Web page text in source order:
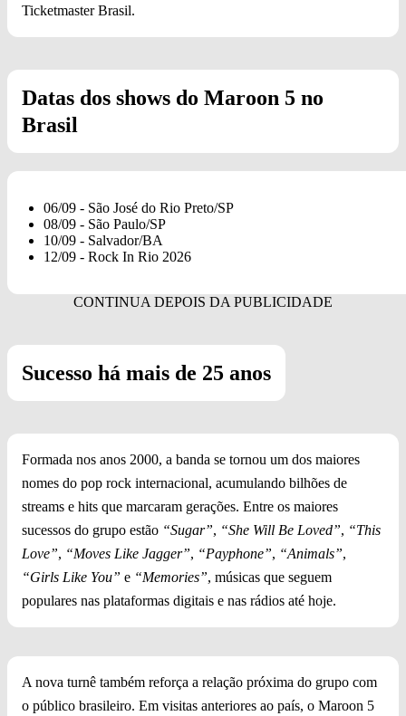
Ticketmaster Brasil.
Datas dos shows do Maroon 5 no
Brasil
06/09 - São José do Rio Preto/SP
08/09 - São Paulo/SP
10/09 - Salvador/BA
12/09 - Rock In Rio 2026
Sucesso há mais de 25 anos
Formada nos anos 2000, a banda se tornou um dos maiores
nomes do pop rock internacional, acumulando bilhões de
streams e hits que marcaram gerações. Entre os maiores
sucessos do grupo estão “Sugar”, “She Will Be Loved”, “This
Love”, “Moves Like Jagger”, “Payphone”, “Animals”,
“Girls Like You” e “Memories”, músicas que seguem
populares nas plataformas digitais e nas rádios até hoje.
A nova turnê também reforça a relação próxima do grupo com
o público brasileiro. Em visitas anteriores ao país, o Maroon 5